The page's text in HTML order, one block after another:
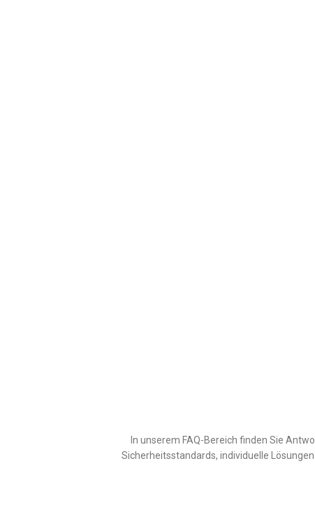
In unserem FAQ-Bereich finden Sie
Sicherheitsstandards, individuelle